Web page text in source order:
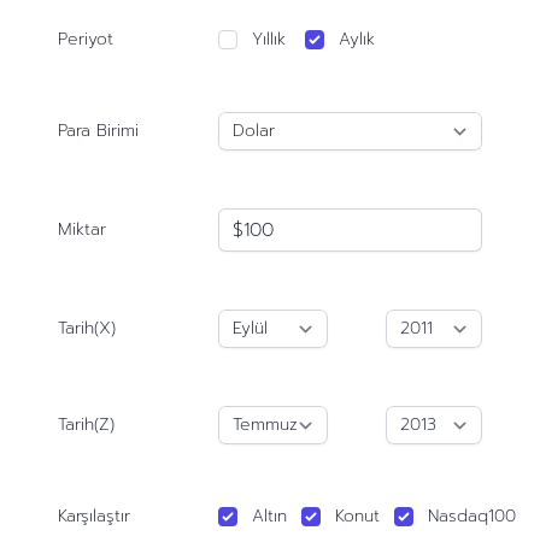
Periyot Yıllık Aylık
Para Birimi
Miktar
Tarih(X)
Tarih(Z)
Karşılaştır Altın Konut Nasdaq100